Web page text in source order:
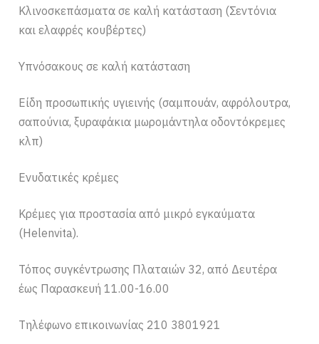
Κλινοσκεπάσματα σε καλή κατάσταση (Σεντόνια
και ελαφρές κουβέρτες)
Υπνόσακους σε καλή κατάσταση
Είδη προσωπικής υγιεινής (σαμπουάν, αφρόλουτρα,
σαπούνια, ξυραφάκια μωρομάντηλα οδοντόκρεμες
κλπ)
Ενυδατικές κρέμες
Κρέμες για προστασία από μικρό εγκαύματα
(Helenvita).
Τόπος συγκέντρωσης Πλαταιών 32, από Δευτέρα
έως Παρασκευή 11.00-16.00
Τηλέφωνο επικοινωνίας 210 3801921